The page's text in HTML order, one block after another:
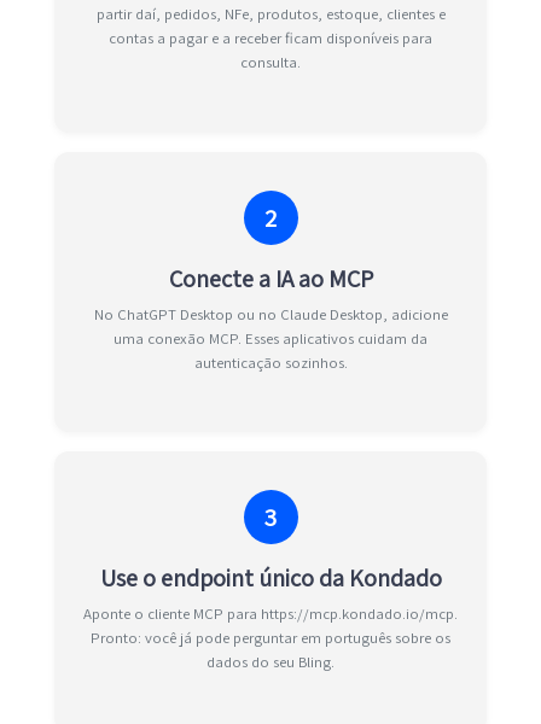
partir daí, pedidos, NFe, produtos, estoque, clientes e
contas a pagar e a receber ficam disponíveis para
consulta.
2
Conecte a IA ao MCP
No ChatGPT Desktop ou no Claude Desktop, adicione
uma conexão MCP. Esses aplicativos cuidam da
autenticação sozinhos.
3
Use o endpoint único da Kondado
Aponte o cliente MCP para https://mcp.kondado.io/mcp.
Pronto: você já pode perguntar em português sobre os
dados do seu Bling.